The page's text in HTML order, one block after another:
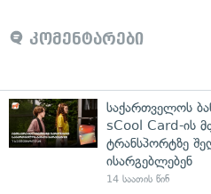
კომენტარები
საქართველოს
sCool Card-ის
ტრანსპორტზე
ისარგებლებენ
14 საათის წინ